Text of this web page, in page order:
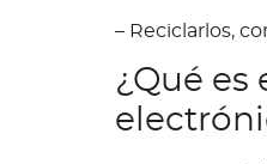
– Reciclarlos,
¿Qué es